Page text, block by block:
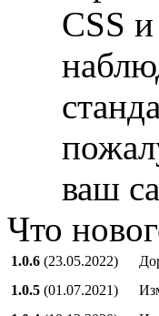
CSS
ваш
Что
1.0.6 (23.05.2022)
1.0.5 (01.07.2021)